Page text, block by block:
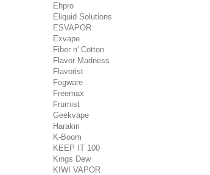
Ehpro
Eliquid Solutions
ESVAPOR
Exvape
Fiber n' Cotton
Flavor Madness
Flavorist
Fogware
Freemax
Frumist
Geekvape
Harakiri
K-Boom
KEEP IT 100
Kings Dew
KIWI VAPOR